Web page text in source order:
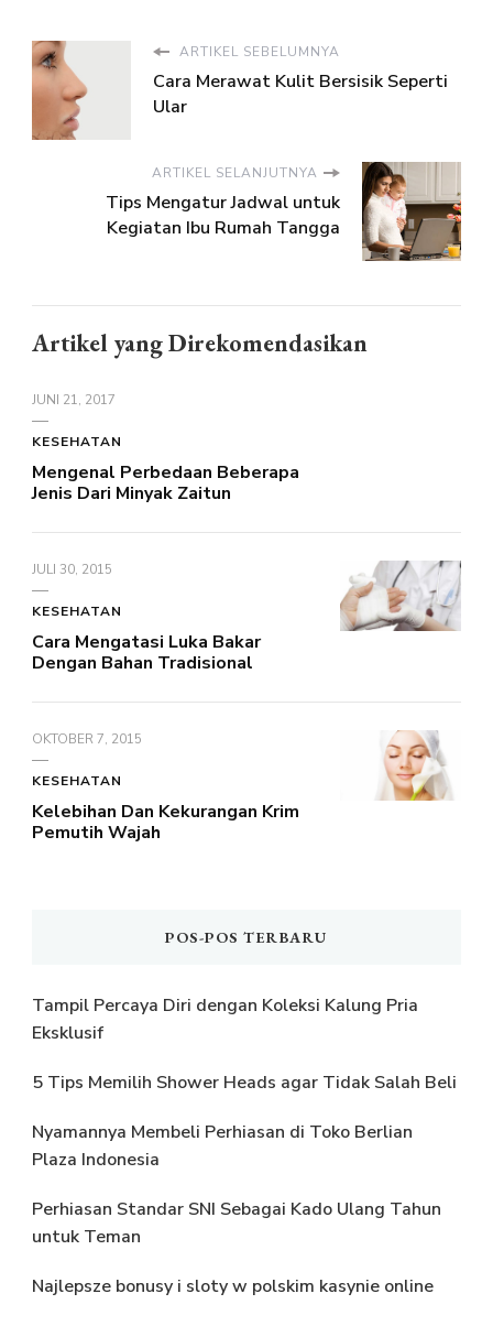
ARTIKEL SEBELUMNYA
Cara Merawat Kulit Bersisik Seperti
Ular
ARTIKEL SELANJUTNYA
Tips Mengatur Jadwal untuk
Kegiatan Ibu Rumah Tangga
Artikel yang Direkomendasikan
JUNI 21, 2017
KESEHATAN
Mengenal Perbedaan Beberapa
Jenis Dari Minyak Zaitun
JULI 30, 2015
KESEHATAN
Cara Mengatasi Luka Bakar
Dengan Bahan Tradisional
OKTOBER 7, 2015
KESEHATAN
Kelebihan Dan Kekurangan Krim
Pemutih Wajah
POS-POS TERBARU
Tampil Percaya Diri dengan Koleksi Kalung Pria
Eksklusif
5 Tips Memilih Shower Heads agar Tidak Salah Beli
Nyamannya Membeli Perhiasan di Toko Berlian
Plaza Indonesia
Perhiasan Standar SNI Sebagai Kado Ulang Tahun
untuk Teman
Najlepsze bonusy i sloty w polskim kasynie online